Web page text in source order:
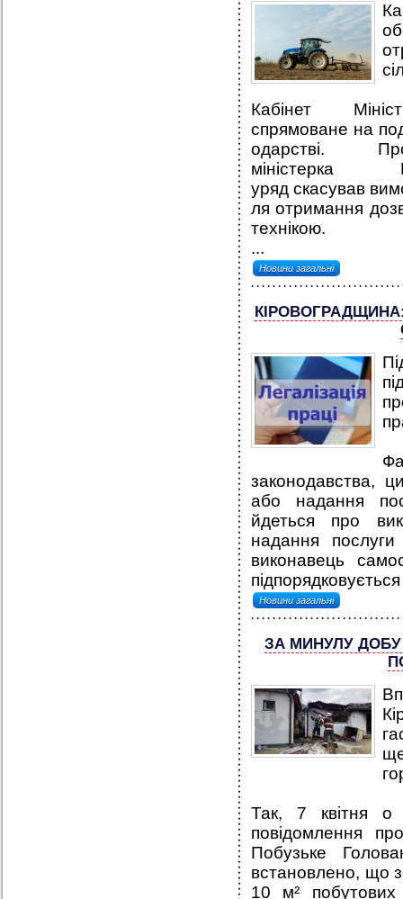
Кабінет
спрямоване на
одарстві.
уряд скасував
ля отримання
технікою.
...
Новини загальні
законодавства,
або надання
йдеться про
надання
виконавець
Новини загальні
ЗА МИНУЛУ ДОБУ
Так, 7 квітня о
повідомлення
Побузьке
встановлено, що
10 м² побутових